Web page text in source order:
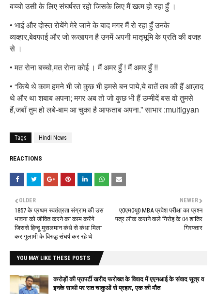
बच्चो उसी के लिए संघर्षरत रहो जिसके लिए मैं खत्म हो रहा हुँ ।
• भाई और दोस्त रोयेंगे मेरे जाने के बाद मगर मैं रो रहा हुँ उनके
व्यव्हार,बेवफाई और जो रूखापन है उनमें अपनी मातृभूमि के प्रति की वजह
से ।
• मत रोना बच्चो,मत रोना कोई । मैं अमर हुँ ! मैं अमर हुँ !!
• “किये थे काम हमने भी जो कुछ भी हमसे बन पाये,ये बातें तब की हैं आज़ाद
थे और था शबाब अपना; मगर अब तो जो कुछ भी हैं उम्मीदें बस वो तुमसे
हैं,जबाँ तुम हो लबे-बाम आ चुका है आफताब अपना.” साभार :multigyan
Tags Hindi News
REACTIONS
NEWER
ए0एम0यू0 MBA प्रवेश परीक्षा का प्रश्न
पत्र लीक कराने वाले गिरोह के 04 शातिर
गिरफ्तार
OLDER
1857 के प्रथम स्वतंत्रता संग्राम की उस
भावना को जीवित करने का काम करेंगे
जिससे हिन्दू मुसलमान कंधे से कंधा मिला
कर गुलामी के विरुद्ध संघर्ष कर रहे थे
YOU MAY LIKE THESE POSTS
करोड़ों की प्रापर्टी खरीद फरोख्त के विवाद में एएनआई के संवाद सूत्र व
इनके साथी पर रात चाकुओं से प्रहार, एक की मौत